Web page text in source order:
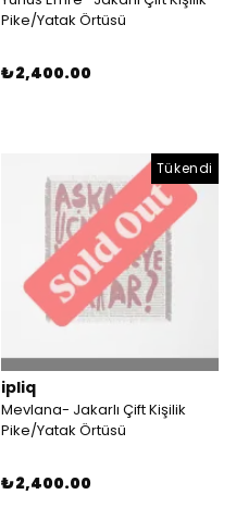
Pike/Yatak Örtüsü
₺ 2,400.00
Tükendi
ipliq
Mevlana- Jakarlı Çift Kişilik
Pike/Yatak Örtüsü
₺ 2,400.00